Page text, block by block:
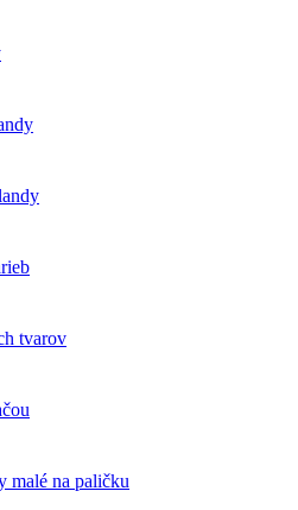
tvarov
malé na paličku